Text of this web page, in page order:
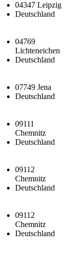
04347 Leipzig
Deutschland
04769
Lichteneichen
Deutschland
07749 Jena
Deutschland
09111
Chemnitz
Deutschland
09112
Chemnitz
Deutschland
09112
Chemnitz
Deutschland